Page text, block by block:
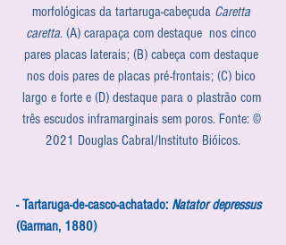
morfológicas da tartaruga-cabeçuda Caretta
caretta. (A) carapaça com destaque  nos cinco
pares placas laterais; (B) cabeça com destaque
nos dois pares de placas pré-frontais; (C) bico
largo e forte e (D) destaque para o plastrão com
três escudos inframarginais sem poros. Fonte: ©
2021 Douglas Cabral/Instituto Bióicos.
- Tartaruga-de-casco-achatado: Natator depressus
(Garman, 1880)